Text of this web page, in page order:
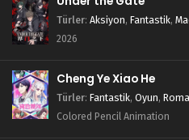
Türler: Aksiyon, Fantastik,
2026
Cheng Ye Xiao He
Türler: Fantastik, Oyun,
Colored Pencil Animation